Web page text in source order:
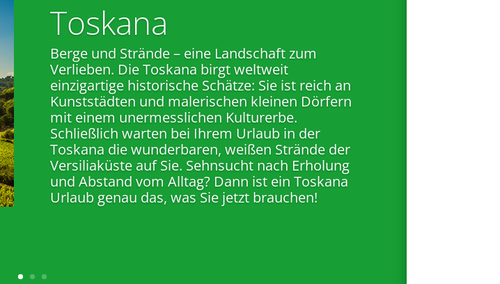
Toskana
Berge und Strände – eine Landschaft zum
Verlieben. Die Toskana birgt weltweit
einzigartige historische Schätze: Sie ist reich an
Kunststädten und malerischen kleinen Dörfern
mit einem unermesslichen Kulturerbe.
Schließlich warten bei Ihrem Urlaub in der
Toskana die wunderbaren, weißen Strände der
Versiliaküste auf Sie. Sehnsucht nach Erholung
und Abstand vom Alltag? Dann ist ein Toskana
Urlaub genau das, was Sie jetzt brauchen!